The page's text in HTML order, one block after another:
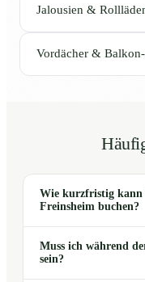
Jalousien &
Vordächer &
Wie kurzfristig kann
Freinsheim buchen?
Muss ich während
sein?